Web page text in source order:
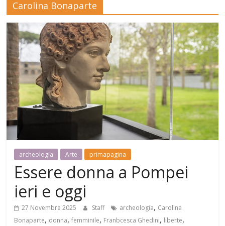
Mensile
di
arte,
cultura,
turismo
e
curiosità
Carolina Bonaparte
archeologia Arte primapagina
Essere donna a Pompei
ieri e oggi
27 Novembre 2025 Staff archeologia, Carolina
Bonaparte, donna,femminile, Franbcesca Ghedini, liberte,